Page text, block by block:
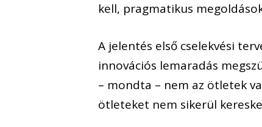
kell, pragmatikus
A jelentés első cselekvési
innovációs lemaradás
– mondta – nem az ötletek
ötleteket nem sikerül